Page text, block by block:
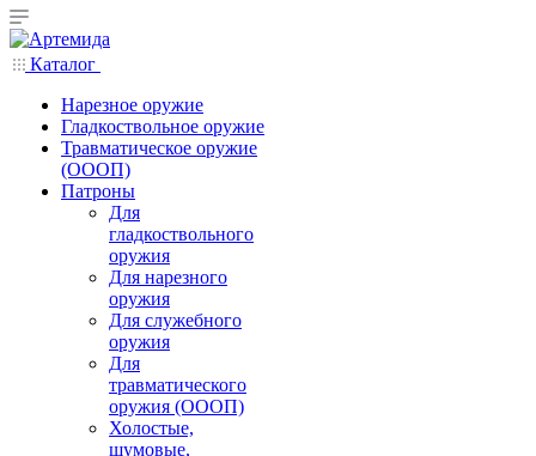
Каталог
Нарезное оружие
Гладкоствольное оружие
Травматическое оружие
(ОООП)
Патроны
Для
гладкоствольного
оружия
Для нарезного
оружия
Для служебного
оружия
Для
травматического
оружия (ОООП)
Холостые,
шумовые,